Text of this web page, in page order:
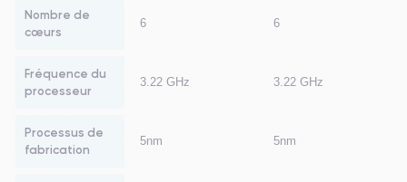
Nombre de
cœurs
6 6
Fréquence du
processeur
3.22 GHz 3.22 GHz
Processus de
fabrication
5nm 5nm